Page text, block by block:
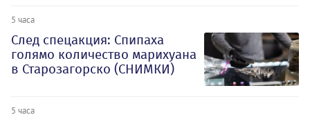
5 часа
След спецакция: Спипаха
голямо количество марихуана
в Старозагорско (СНИМКИ)
5 часа